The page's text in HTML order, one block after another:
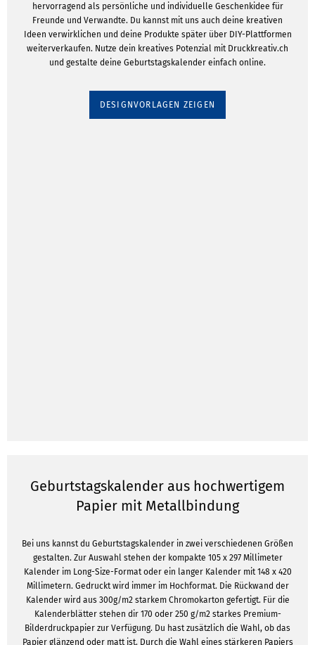
hervorragend als persönliche und individuelle Geschenkidee für
Freunde und Verwandte. Du kannst mit uns auch deine kreativen
Ideen verwirklichen und deine Produkte später über DIY-Plattformen
weiterverkaufen. Nutze dein kreatives Potenzial mit Druckkreativ.ch
und gestalte deine Geburtstagskalender einfach online.
DESIGNVORLAGEN ZEIGEN
Geburtstagskalender aus hochwertigem
Papier mit Metallbindung
Bei uns kannst du Geburtstagskalender in zwei verschiedenen Größen
gestalten. Zur Auswahl stehen der kompakte 105 x 297 Millimeter
Kalender im Long-Size-Format oder ein langer Kalender mit 148 x 420
Millimetern. Gedruckt wird immer im Hochformat. Die Rückwand der
Kalender wird aus 300g/m2 starkem Chromokarton gefertigt. Für die
Kalenderblätter stehen dir 170 oder 250 g/m2 starkes Premium-
Bilderdruckpapier zur Verfügung. Du hast zusätzlich die Wahl, ob das
Papier glänzend oder matt ist. Durch die Wahl eines stärkeren Papiers